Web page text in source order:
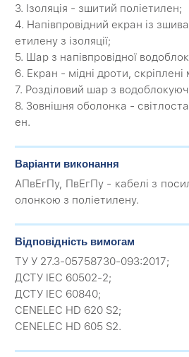
3. Ізоляція - зшитий поліетилен;
4. Напівпровідний екран із
етилену з ізоляції;
5. Шар з напівпровідної
6. Екран - мідні дроти,
7. Розділовий шар з
8. Зовнішня оболонка -
ен.
Варіанти виконання
АПвЕгПу, ПвЕгПу - кабелі з
олонкою з поліетилену.
Відповідність вимогам
ТУ У 27.3-05758730-093:2017;
ДСТУ IEC 60502-2;
ДСТУ IEC 60840;
CENELEC HD 620 S2;
CENELEC HD 605 S2.